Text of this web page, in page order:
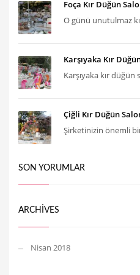
Foça Kır Düğün
O günü unutulmaz
Karşıyaka Kır
Karşıyaka kır düğün
Çiğli Kır Düğün
Şirketinizin önemli
SON YORUMLAR
ARCHIVES
Nisan 2018